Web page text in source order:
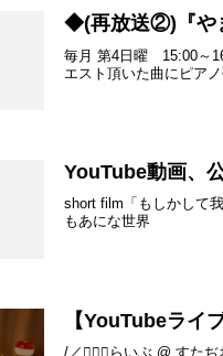
◆(再放送②)『や
毎月 第4日曜 15:00～
エスト頂いた曲にピア
YouTube動画、
short film「もしかして
もあにな世界
【YouTubeライ
/／💁🏻‍♂️らいぶ @ すた